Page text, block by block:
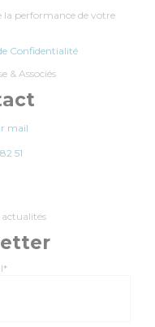
performance de votre
Confidentialité
& Associés
mail
51
actualités